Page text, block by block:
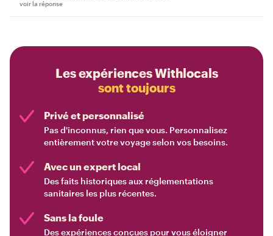
voir la réponse
Les expériences Withlocals
sont toujours
Privé et personnalisé
Pas d'inconnus, rien que vous. Personnalisez
entièrement votre voyage selon vos besoins.
Avec un expert local
Des faits historiques aux réglementations
sanitaires les plus récentes.
Sans la foule
Des expériences conçues pour vous éloigner